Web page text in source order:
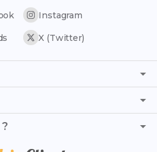
Instagram
X (Twitter)